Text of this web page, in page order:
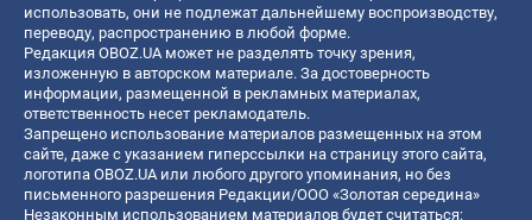
использовать, они не подлежат дальнейшему воспроизводству,
переводу, распространению в любой форме.
Редакция OBOZ.UA может не разделять точку зрения,
изложенную в авторском материале. За достоверность
информации, размещенной в рекламных материалах,
ответственность несет рекламодатель.
Запрещено использование материалов размещенных на этом
сайте, даже с указанием гиперссылки на страницу этого сайта,
логотипа OBOZ.UA или любого другого упоминания, но без
письменного разрешения Редакции/ООО «Золотая середина»
Незаконным использованием материалов будет считаться: